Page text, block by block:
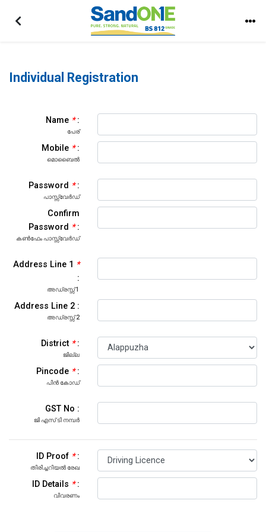
Individual Registration
Name :
പേര്
Mobile :
മൊബൈൽ
Password :
പാസ്സ്‌വേർഡ്
Confirm
Password
:
കൺഫേം പാസ്സ്‌വേർഡ്
Address Line 1
:
അഡ്രസ്സ് 1
Address Line 2 :
അഡ്രസ്സ് 2
District :
ജില്ല
Pincode :
പിൻ കോഡ്
GST No :
ജി എസ് ടി നമ്പർ
ID Proof :
തിരിച്ചറിയൽ രേഖ
ID Details :
വിവരണം